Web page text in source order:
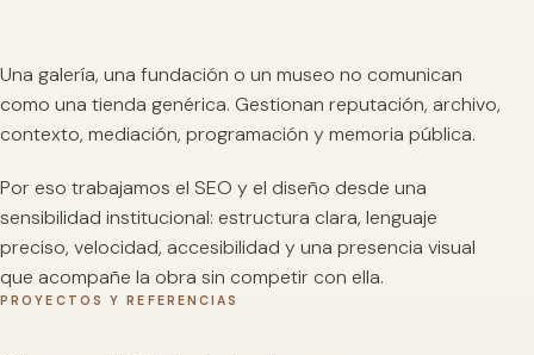
Una galería, una fundación o un museo no comunican
como una tienda genérica. Gestionan reputación, archivo,
contexto, mediación, programación y memoria pública.
Por eso trabajamos el SEO y el diseño desde una
sensibilidad institucional: estructura clara, lenguaje
preciso, velocidad, accesibilidad y una presencia visual
que acompañe la obra sin competir con ella.
PROYECTOS Y REFERENCIAS